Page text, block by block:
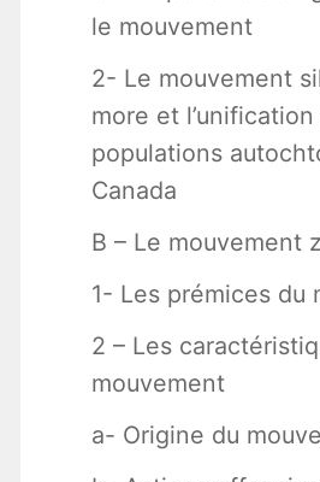
le mouvement
2- Le mouvement
more et
populations
Canada
B – Le mouvement
1- Les prémices du
2 – Les
mouvement
a- Origine du